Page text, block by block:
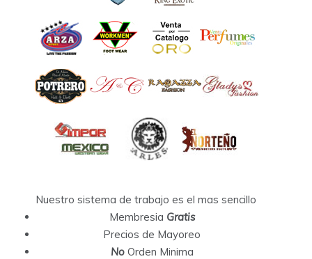
Nuestro sistema de trabajo es el mas sencillo
Membresia Gratis
Precios de Mayoreo
NoOrden Minima